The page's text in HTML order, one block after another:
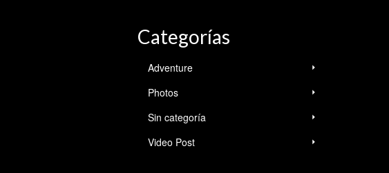
Categorías
Adventure
Photos
Sin categoría
Video Post